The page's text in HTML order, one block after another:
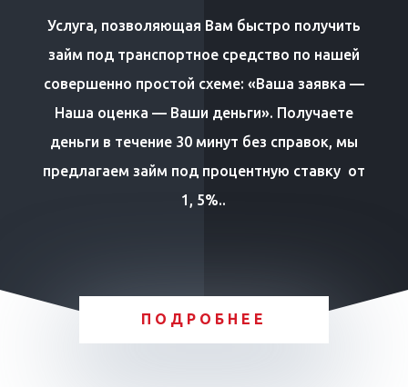
Услуга, позволяющая Вам быстро получить
займ под транспортное средство по нашей
совершенно простой схеме: «Ваша заявка —
Наша оценка — Ваши деньги». Получаете
деньги в течение 30 минут без справок, мы
предлагаем займ под процентную ставку от
1, 5%..
ПОДРОБНЕЕ